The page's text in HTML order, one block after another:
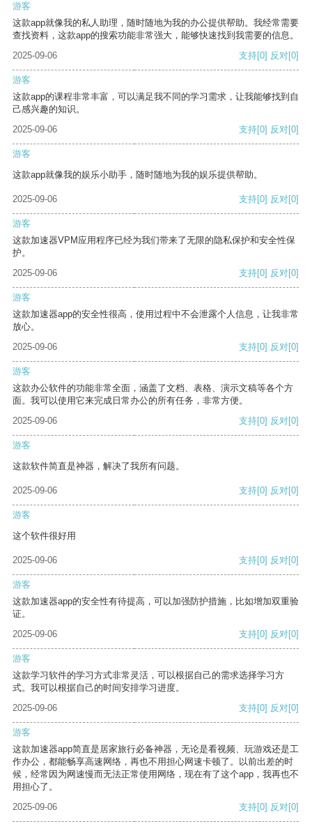
游客
这款app就像我的私人助理，随时随地为我的办公提供帮助。我经常需要
查找资料，这款app的搜索功能非常强大，能够快速找到我需要的信息。
2025-09-06
支持[0] 反对[0]
游客
这款app的课程非常丰富，可以满足我不同的学习需求，让我能够找到自
己感兴趣的知识。
2025-09-06
支持[0] 反对[0]
游客
这款app就像我的娱乐小助手，随时随地为我的娱乐提供帮助。
2025-09-06 支持[0] 反对[0]
游客
这款加速器VPM应用程序已经为我们带来了无限的隐私保护和安全性保
护。
2025-09-06
支持[0] 反对[0]
游客
这款加速器app的安全性很高，使用过程中不会泄露个人信息，让我非常
放心。
2025-09-06
支持[0] 反对[0]
游客
这款办公软件的功能非常全面，涵盖了文档、表格、演示文稿等各个方
面。我可以使用它来完成日常办公的所有任务，非常方便。
2025-09-06
支持[0] 反对[0]
游客
这款软件简直是神器，解决了我所有问题。
2025-09-06 支持[0] 反对[0]
游客
这个软件很好用
2025-09-06 支持[0] 反对[0]
游客
这款加速器app的安全性有待提高，可以加强防护措施，比如增加双重验
证。
2025-09-06
支持[0] 反对[0]
游客
这款学习软件的学习方式非常灵活，可以根据自己的需求选择学习方
式。我可以根据自己的时间安排学习进度。
2025-09-06
支持[0] 反对[0]
游客
这款加速器app简直是居家旅行必备神器，无论是看视频、玩游戏还是工
作办公，都能畅享高速网络，再也不用担心网速卡顿了。以前出差的时
候，经常因为网速慢而无法正常使用网络，现在有了这个app，我再也不
用担心了。
2025-09-06
支持[0] 反对[0]